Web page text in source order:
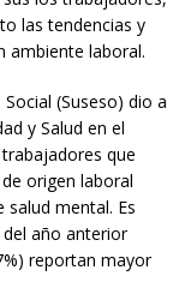
las tendencias y
ambiente laboral.
(Suseso) dio a
y Salud en el
que
origen laboral
mental. Es
año anterior
reportan mayor